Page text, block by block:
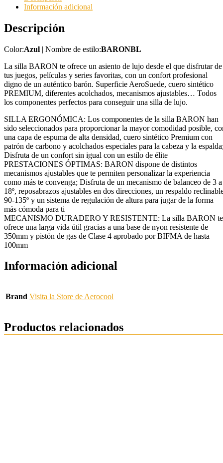
Información adicional
Descripción
Color:Azul | Nombre de estilo:BARONBL
La silla BARON te ofrece un asiento de lujo desde el que disfrutar de
tus juegos, películas y series favoritas, con un confort profesional
digno de un auténtico barón. Superficie AeroSuede, cuero sintético
PREMIUM, diferentes acolchados, mecanismos ajustables… Todos
los componentes perfectos para conseguir una silla de lujo.
SILLA ERGONÓMICA: Los componentes de la silla BARON han
sido seleccionados para proporcionar la mayor comodidad posible,
una capa de espuma de alta densidad, cuero sintético Premium con
patrón de carbono y acolchados especiales para la cabeza y la
Disfruta de un confort sin igual con un estilo de élite
PRESTACIONES ÓPTIMAS: BARON dispone de distintos
mecanismos ajustables que te permiten personalizar la experiencia
como más te convenga; Disfruta de un mecanismo de balanceo de 3 a
18º, reposabrazos ajustables en dos direcciones, un respaldo
90-135º y un sistema de regulación de altura para jugar de la forma
más cómoda para ti
MECANISMO DURADERO Y RESISTENTE: La silla BARON te
ofrece una larga vida útil gracias a una base de nyon resistente de
350mm y pistón de gas de Clase 4 aprobado por BIFMA de hasta
100mm
Información adicional
Brand Visita la Store de Aerocool
Productos relacionados